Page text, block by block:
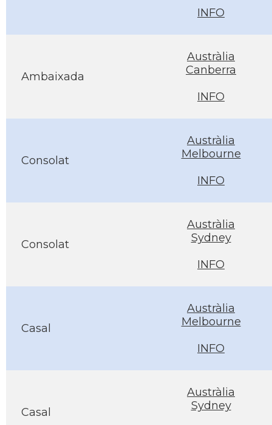
INFO
Ambaixada
Austràlia
Canberra
INFO
Consolat
Austràlia
Melbourne
INFO
Consolat
Austràlia
Sydney
INFO
Casal
Austràlia
Melbourne
INFO
Casal
Austràlia
Sydney